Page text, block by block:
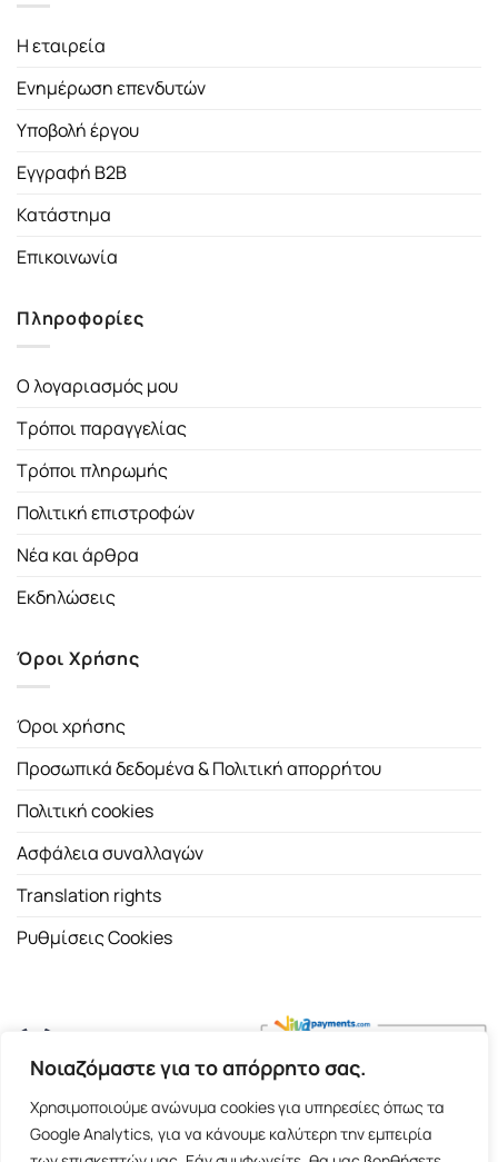
Νοιαζόμαστε για το απόρρητο σας.
Χρησιμοποιούμε ανώνυμα cookies για υπηρεσίες όπως τα
Google Analytics, για να κάνουμε καλύτερη την εμπειρία
Η εταιρεία
Ενημέρωση επενδυτών
Υποβολή έργου
Εγγραφή B2B
Κατάστημα
Επικοινωνία
Πληροφορίες
Ο λογαριασμός μου
Τρόποι παραγγελίας
Τρόποι πληρωμής
Πολιτική επιστροφών
Νέα και άρθρα
Εκδηλώσεις
Όροι Χρήσης
Όροι χρήσης
Προσωπικά δεδομένα & Πολιτική απορρήτου
Πολιτική cookies
Ασφάλεια συναλλαγών
Translation rights
Ρυθμίσεις Cookies
Copyright 2026 ©Εκδοτικός Οίκος Α.Α. Λιβάνη| All rights
reserved.
Σόλωνος 98, 10680 Αθήνα | Τ:2103661200- F: 2103617791